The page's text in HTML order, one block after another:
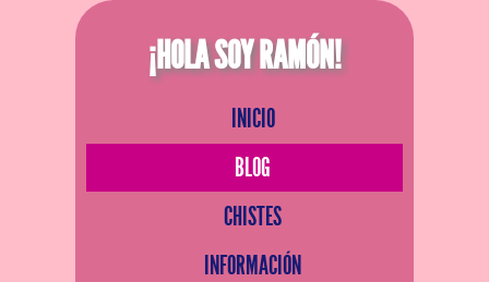
¡HOLA SOY RAMÓN!
INICIO
BLOG
CHISTES
INFORMACIÓN